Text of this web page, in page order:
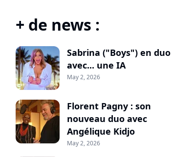
+ de news :
Sabrina ("Boys") en duo
avec... une IA
May 2, 2026
Florent Pagny : son
nouveau duo avec
Angélique Kidjo
May 2, 2026